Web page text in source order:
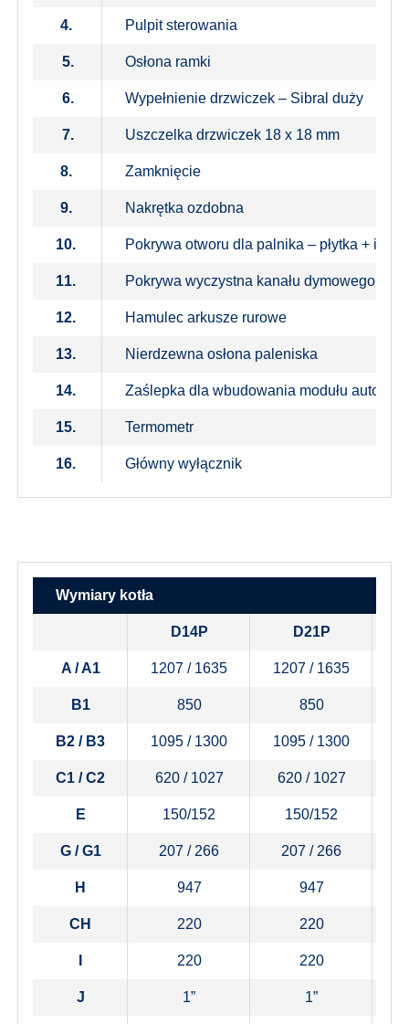
4. Pulpit sterowania
5. Osłona ramki
6. Wypełnienie drzwiczek – Sibral duży
7. Uszczelka drzwiczek 18 x 18 mm
8. Zamknięcie
9. Nakrętka ozdobna
10. Pokrywa otworu dla palnika – płytka +
11. Pokrywa wyczystna kanału dymowego
12. Hamulec arkusze rurowe
13. Nierdzewna osłona paleniska
14. Zaślepka dla wbudowania modułu
15. Termometr
16. Główny wyłącznik
Wymiary kotła
D14P D21P
A / A1 1207 / 1635 1207 / 1635
B1 850 850
B2 / B3 1095 / 1300 1095 / 1300
C1 / C2 620 / 1027 620 / 1027
E 150/152 150/152
G / G1 207 / 266 207 / 266
H 947 947
CH 220 220
220 220
J 1” 1”